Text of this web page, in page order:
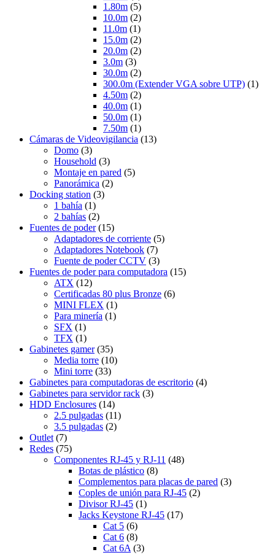
1.80m (5)
10.0m (2)
11.0m (1)
15.0m (2)
20.0m (2)
3.0m (3)
30.0m (2)
300.0m (Extender VGA sobre UTP) (1)
4.50m (2)
40.0m (1)
50.0m (1)
7.50m (1)
Cámaras de Videovigilancia (13)
Domo (3)
Household (3)
Montaje en pared (5)
Panorámica (2)
Docking station (3)
1 bahía (1)
2 bahías (2)
Fuentes de poder (15)
Adaptadores de corriente (5)
Adaptadores Notebook (7)
Fuente de poder CCTV (3)
Fuentes de poder para computadora (15)
ATX (12)
Certificadas 80 plus Bronze (6)
MINI FLEX (1)
Para minería (1)
SFX (1)
TFX (1)
Gabinetes gamer (35)
Media torre (10)
Mini torre (33)
Gabinetes para computadoras de escritorio (4)
Gabinetes para servidor rack (3)
HDD Enclosures (14)
2.5 pulgadas (11)
3.5 pulgadas (2)
Outlet (7)
Redes (75)
Componentes RJ-45 y RJ-11 (48)
Botas de plástico (8)
Complementos para placas de pared (3)
Coples de unión para RJ-45 (2)
Divisor RJ-45 (1)
Jacks Keystone RJ-45 (17)
Cat 5 (6)
Cat 6 (8)
Cat 6A (3)